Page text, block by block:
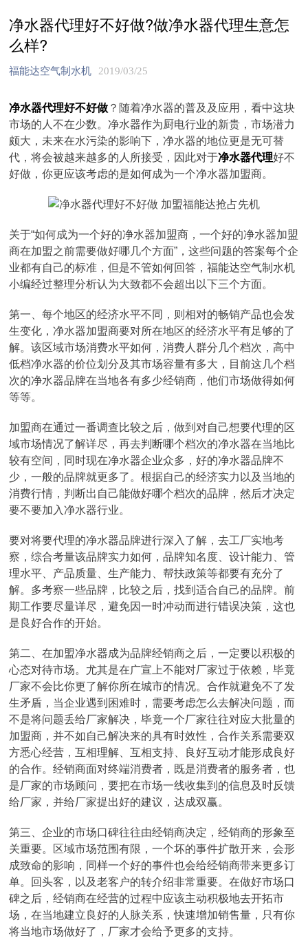
净水器代理好不好做?做净水器代理生意怎
么样?
福能达空气制水机 2019/03/25
净水器代理好不好做 ？随着净水器的普及及应用，看中这块
市场的人不在少数。净水器作为厨电行业的新贵，市场潜力
颇大，未来在水污染的影响下，净水器的地位更是无可替
代，将会被越来越多的人所接受，因此对于净水器代理好不
好做，你更应该考虑的是如何成为一个净水器加盟商。
关于“如何成为一个好的净水器加盟商，一个好的净水器加盟
商在加盟之前需要做好哪几个方面”，这些问题的答案每个企
业都有自己的标准，但是不管如何回答，福能达空气制水机
小编经过整理分析认为大致都不会超出以下三个方面。
第一、每个地区的经济水平不同，则相对的畅销产品也会发
生变化，净水器加盟商要对所在地区的经济水平有足够的了
解。该区域市场消费水平如何，消费人群分几个档次，高中
低档净水器的价位划分及其市场容量有多大，目前这几个档
次的净水器品牌在当地各有多少经销商，他们市场做得如何
等等。
加盟商在通过一番调查比较之后，做到对自己想要代理的区
域市场情况了解详尽，再去判断哪个档次的净水器在当地比
较有空间，同时现在净水器企业众多，好的净水器品牌不
少，一般的品牌就更多了。根据自己的经济实力以及当地的
消费行情，判断出自己能做好哪个档次的品牌，然后才决定
要不要加入净水器行业。
要对将要代理的净水器品牌进行深入了解，去工厂实地考
察，综合考量该品牌实力如何，品牌知名度、设计能力、管
理水平、产品质量、生产能力、帮扶政策等都要有充分了
解。多考察一些品牌，比较之后，找到适合自己的品牌。前
期工作要尽量详尽，避免因一时冲动而进行错误决策，这也
是良好合作的开始。
第二、在加盟净水器成为品牌经销商之后，一定要以积极的
心态对待市场。尤其是在广宣上不能对厂家过于依赖，毕竟
厂家不会比你更了解你所在城市的情况。合作就避免不了发
生矛盾，当企业遇到困难时，需要考虑怎么去解决问题，而
不是将问题丢给厂家解决，毕竟一个厂家往往对应大批量的
加盟商，并不如自己解决来的具有时效性，合作关系需要双
方悉心经营，互相理解、互相支持、良好互动才能形成良好
的合作。经销商面对终端消费者，既是消费者的服务者，也
是厂家的市场顾问，要把在市场一线收集到的信息及时反馈
给厂家，并给厂家提出好的建议，达成双赢。
第三、企业的市场口碑往往由经销商决定，经销商的形象至
关重要。区域市场范围有限，一个坏的事件扩散开来，会形
成致命的影响，同样一个好的事件也会给经销商带来更多订
单。回头客，以及老客户的转介绍非常重要。在做好市场口
碑之后，经销商在经营的过程中应该主动积极地去开拓市
场，在当地建立良好的人脉关系，快速增加销售量，只有你
将当地市场做好了，厂家才会给予更多的支持。